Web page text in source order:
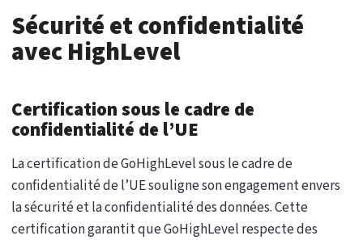
Sécurité et confidentialité
avec HighLevel
Certification sous le cadre de
confidentialité de l’UE
La certification de GoHighLevel sous le cadre de
confidentialité de l’UE souligne son engagement envers
la sécurité et la confidentialité des données. Cette
certification garantit que GoHighLevel respecte des